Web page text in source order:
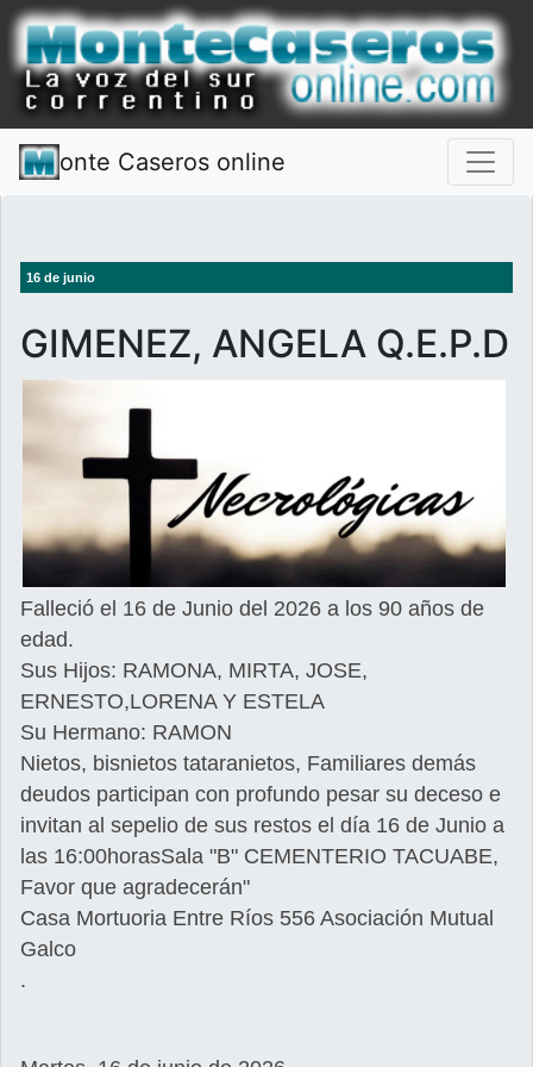
onte Caseros online
16 de junio
GIMENEZ, ANGELA Q.E.P.D
Falleció el 16 de Junio del 2026 a los 90 años de
edad.
Sus Hijos: RAMONA, MIRTA, JOSE,
ERNESTO,LORENA Y ESTELA
Su Hermano: RAMON
Nietos, bisnietos tataranietos, Familiares demás
deudos participan con profundo pesar su deceso e
invitan al sepelio de sus restos el día 16 de Junio a
las 16:00horasSala "B" CEMENTERIO TACUABE,
Favor que agradecerán"
Casa Mortuoria Entre Ríos 556 Asociación Mutual
Galco
.